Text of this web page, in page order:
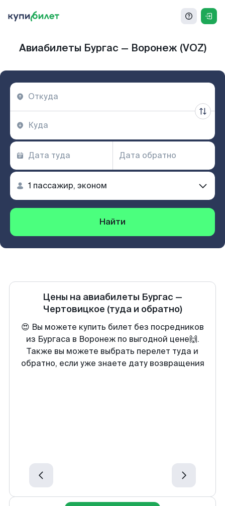
Авиабилеты Бургас — Воронеж (VOZ)
Найти
Цены на авиабилеты Бургас —
Чертовицкое (туда и обратно)
😍 Вы можете купить билет без посредников
из Бургаса в Воронеж по выгодной цене🙌.
Также вы можете выбрать перелет туда и
обратно, если уже знаете дату возвращения